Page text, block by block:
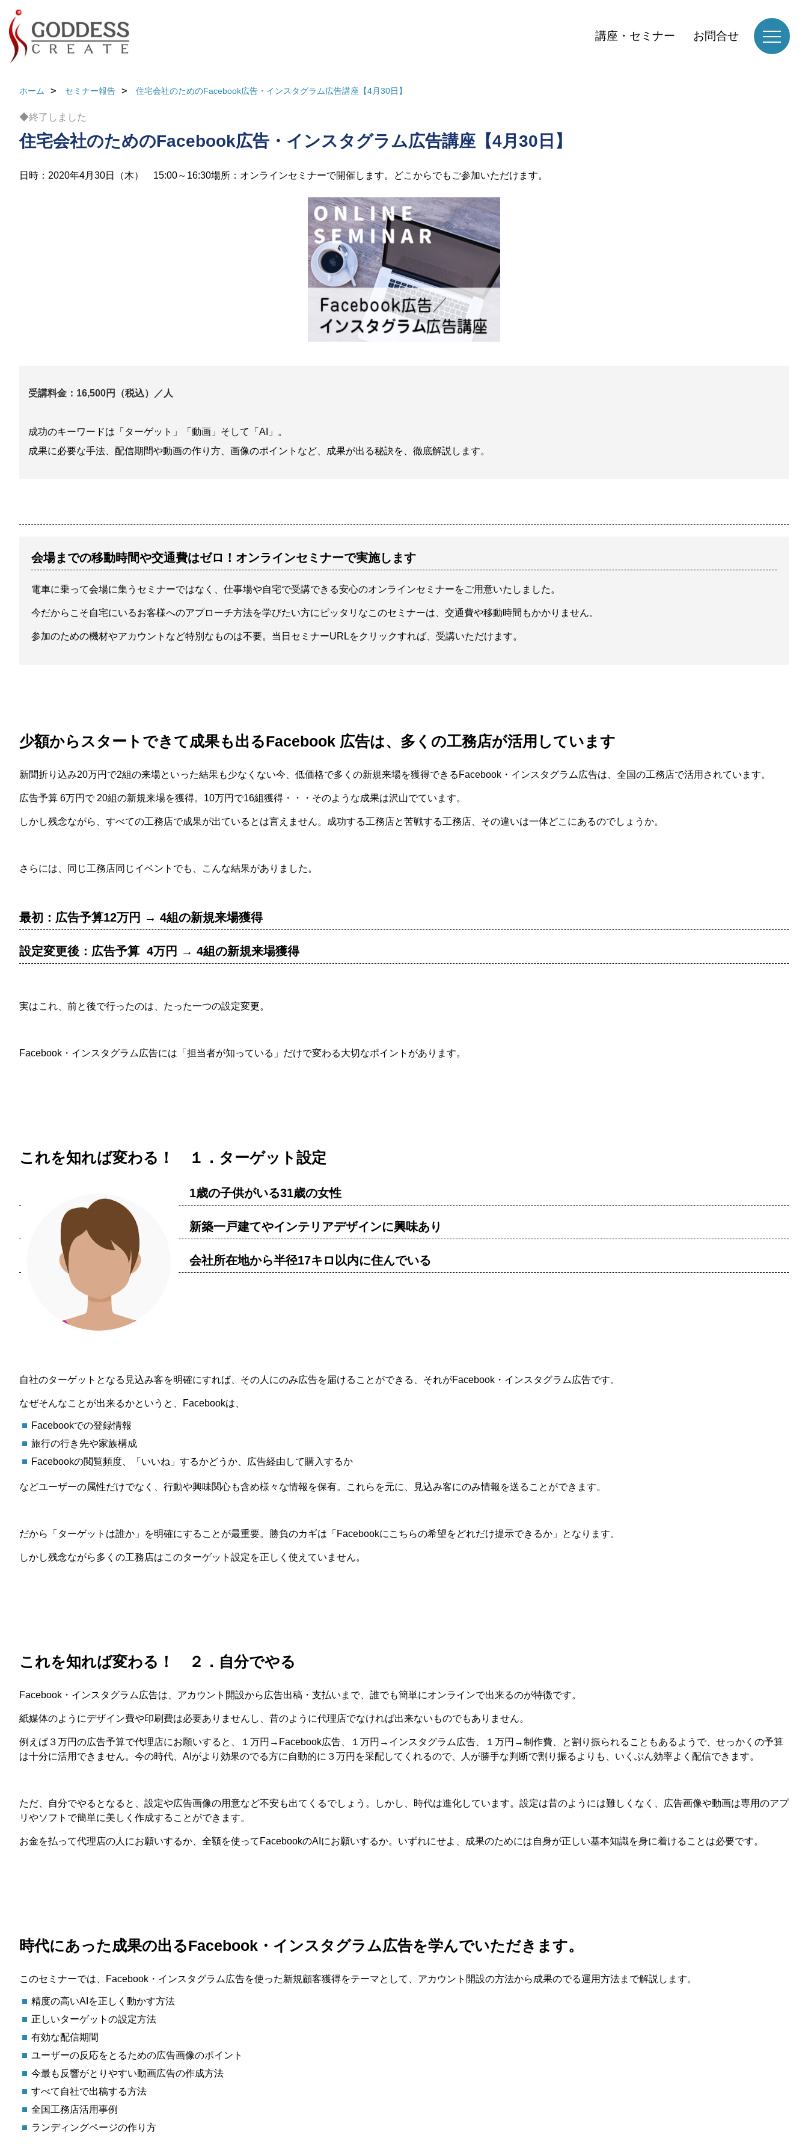
講座・セミナー お問合せ
ホーム セミナー報告 住宅会社のためのFacebook広告・インスタグラム広告講座【4月30日】
◆終了しました
住宅会社のためのFacebook広告・インスタグラム広告講座【4月30日】
日時：2020年4月30日（木） 15:00～16:30場所：オンラインセミナーで開催します。どこからでもご参加いただけます。
受講料金：16,500円（税込）／人
成功のキーワードは「ターゲット」「動画」そして「AI」。
成果に必要な手法、配信期間や動画の作り方、画像のポイントなど、成果が出る秘訣を、徹底解説します。
会場までの移動時間や交通費はゼロ！オンラインセミナーで実施します
電車に乗って会場に集うセミナーではなく、仕事場や自宅で受講できる安心のオンラインセミナーをご用意いたしました。
今だからこそ自宅にいるお客様へのアプローチ方法を学びたい方にピッタリなこのセミナーは、交通費や移動時間もかかりません。
参加のための機材やアカウントなど特別なものは不要。当日セミナーURLをクリックすれば、受講いただけます。
少額からスタートできて成果も出るFacebook 広告は、多くの工務店が活用しています
新聞折り込み20万円で2組の来場といった結果も少なくない今、低価格で多くの新規来場を獲得できるFacebook・インスタグラム広告は、全国の工務店で活用されています。
広告予算 6万円で 20組の新規来場を獲得。10万円で16組獲得・・・そのような成果は沢山でています。
しかし残念ながら、すべての工務店で成果が出ているとは言えません。成功する工務店と苦戦する工務店、その違いは一体どこにあるのでしょうか。
さらには、同じ工務店同じイベントでも、こんな結果がありました。
最初：広告予算12万円 → 4組の新規来場獲得
設定変更後：広告予算 4万円 → 4組の新規来場獲得
実はこれ、前と後で行ったのは、たった一つの設定変更。
Facebook・インスタグラム広告には「担当者が知っている」だけで変わる大切なポイントがあります。
これを知れば変わる！ １．ターゲット設定
1歳の子供がいる31歳の女性
新築一戸建てやインテリアデザインに興味あり
会社所在地から半径17キロ以内に住んでいる
自社のターゲットとなる見込み客を明確にすれば、その人にのみ広告を届けることができる、それがFacebook・インスタグラム広告です。
なぜそんなことが出来るかというと、Facebookは、
Facebookでの登録情報
旅行の行き先や家族構成
Facebookの閲覧頻度、「いいね」するかどうか、広告経由して購入するか
などユーザーの属性だけでなく、行動や興味関心も含め様々な情報を保有。これらを元に、見込み客にのみ情報を送ることができます。
だから「ターゲットは誰か」を明確にすることが最重要。勝負のカギは「Facebookにこちらの希望をどれだけ提示できるか」となります。
しかし残念ながら多くの工務店はこのターゲット設定を正しく使えていません。
これを知れば変わる！ ２．自分でやる
Facebook・インスタグラム広告は、アカウント開設から広告出稿・支払いまで、誰でも簡単にオンラインで出来るのが特徴です。
紙媒体のようにデザイン費や印刷費は必要ありませんし、昔のように代理店でなければ出来ないものでもありません。
例えば３万円の広告予算で代理店にお願いすると、１万円→Facebook広告、１万円→インスタグラム広告、１万円→制作費、と割り振られることもあるようで、せっかくの予算
は十分に活用できません。今の時代、AIがより効果のでる方に自動的に３万円を采配してくれるので、人が勝手な判断で割り振るよりも、いくぶん効率よく配信できます。
ただ、自分でやるとなると、設定や広告画像の用意など不安も出てくるでしょう。しかし、時代は進化しています。設定は昔のようには難しくなく、広告画像や動画は専用のアプ
リやソフトで簡単に美しく作成することができます。
お金を払って代理店の人にお願いするか、全額を使ってFacebookのAIにお願いするか。いずれにせよ、成果のためには自身が正しい基本知識を身に着けることは必要です。
時代にあった成果の出るFacebook・インスタグラム広告を学んでいただきます。
このセミナーでは、Facebook・インスタグラム広告を使った新規顧客獲得をテーマとして、アカウント開設の方法から成果のでる運用方法まで解説します。
精度の高いAIを正しく動かす方法
正しいターゲットの設定方法
有効な配信期間
ユーザーの反応をとるための広告画像のポイント
今最も反響がとりやすい動画広告の作成方法
すべて自社で出稿する方法
全国工務店活用事例
ランディングページの作り方